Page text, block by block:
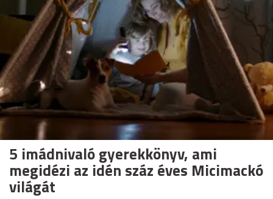
5 imádnivaló gyerekkönyv, ami
megidézi az idén száz éves Micimackó
világát